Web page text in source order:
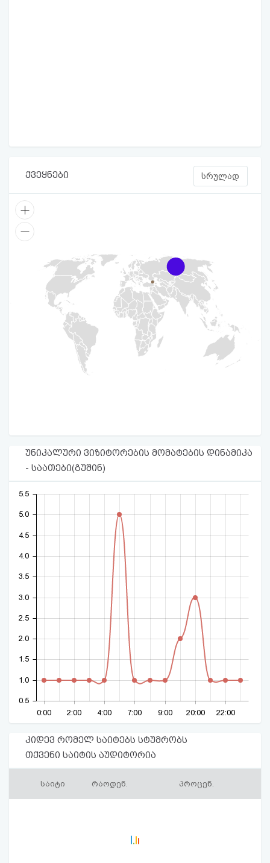
ქვეყნები სრულად
უნიკალური ვიზიტორების მომატების დინამიკა
- საათები(გუშინ)
0:00 2:00 4:00 7:00 9:00 20:00 22:00
0.5
1.0
1.5
2.0
2.5
3.0
3.5
4.0
4.5
5.0
5.5
კიდევ რომელ საიტებს სტუმრობს
თქვენი საიტის აუდიტორია
საიტი რაოდენ. პროცენ.